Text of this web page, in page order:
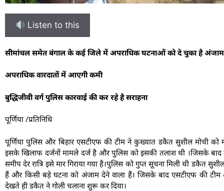
Listen to this
सीमांचल समेत बंगाल के कई जिले में अपराधिक घटनाओं को दे चुका है अंजाम
अपराधिक वारदातों में आएगी कमी
बुद्धिजीवी वर्ग पुलिस कारवाई की कर रहे है सराहना
पूर्णिया /प्रतिनिधि
पूर्णिया पुलिस और बिहार एसटीएफ की टीम ने कुख्यात डकैत सुशील मोची को
इसके खिलाफ दर्जनों मामले दर्ज है और पुलिस को इसकी तलाश थी ।जिसके बाद
समीप देर रात्रि इसे मार गिराया गया है।पुलिस को गुप्त सूचना मिली थी डकैत
हैं और किसी बड़े घटना को अंजाम देने वाला हैं। जिसके बाद एसटीएफ की
देखते ही डकैत ने गोली चलाना शुरू कर दिया।